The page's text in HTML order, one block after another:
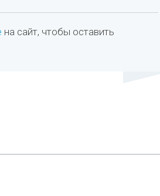
на сайт, чтобы оставить